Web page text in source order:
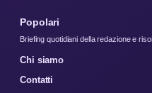
Popolari
Briefing quotidiani della redazione e
Chi siamo
Contatti